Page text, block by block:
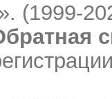
(1999-